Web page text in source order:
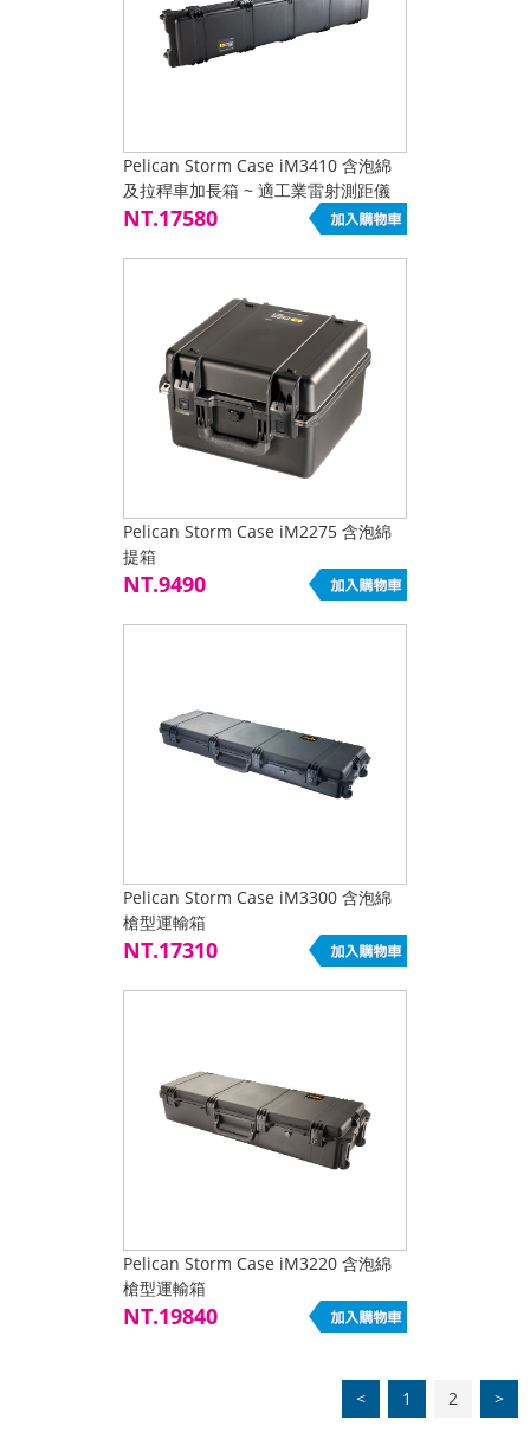
Pelican Storm Case iM3410 含泡綿
及拉稈車加長箱 ~ 適工業雷射測距儀
NT.17580
Pelican Storm Case iM2275 含泡綿
提箱
NT.9490
Pelican Storm Case iM3300 含泡綿
槍型運輸箱
NT.17310
Pelican Storm Case iM3220 含泡綿
槍型運輸箱
NT.19840
< 1 2 >